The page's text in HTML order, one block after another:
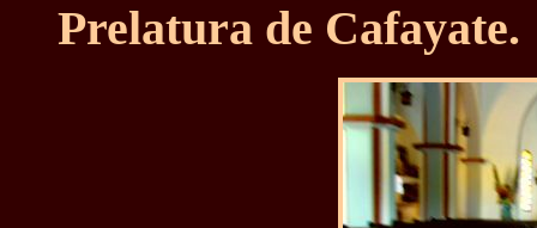
Prelatura de Cafayate.